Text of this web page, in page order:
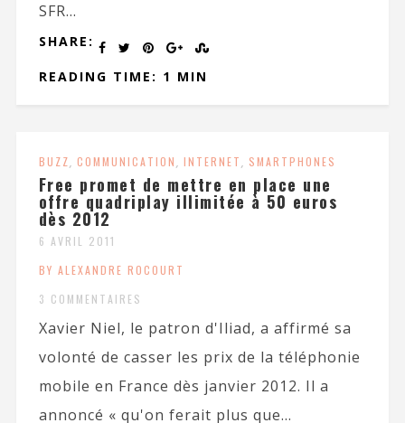
SFR...
SHARE:
READING TIME: 1 MIN
BUZZ, COMMUNICATION, INTERNET, SMARTPHONES
Free promet de mettre en place une
offre quadriplay illimitée à 50 euros
dès 2012
6 AVRIL 2011
BY ALEXANDRE ROCOURT
3 COMMENTAIRES
Xavier Niel, le patron d'Iliad, a affirmé sa
volonté de casser les prix de la téléphonie
mobile en France dès janvier 2012. Il a
annoncé « qu'on ferait plus que...